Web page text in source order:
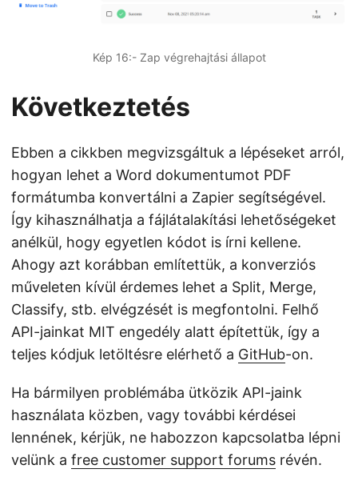
Kép 16:- Zap végrehajtási állapot
Következtetés
Ebben a cikkben megvizsgáltuk a lépéseket arról,
hogyan lehet a Word dokumentumot PDF
formátumba konvertálni a Zapier segítségével.
Így kihasználhatja a fájlátalakítási lehetőségeket
anélkül, hogy egyetlen kódot is írni kellene.
Ahogy azt korábban említettük, a konverziós
műveleten kívül érdemes lehet a Split, Merge,
Classify, stb. elvégzését is megfontolni. Felhő
API-jainkat MIT engedély alatt építettük, így a
teljes kódjuk letöltésre elérhető a GitHub-on.
Ha bármilyen problémába ütközik API-jaink
használata közben, vagy további kérdései
lennének, kérjük, ne habozzon kapcsolatba lépni
velünk a free customer support forums révén.